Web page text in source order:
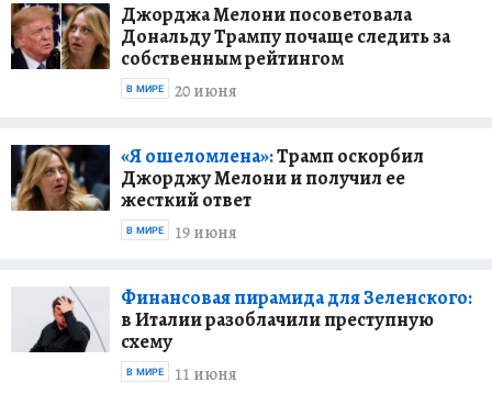
Джорджа Мелони посоветовала
Дональду Трампу почаще следить за
собственным рейтингом
20 июня
В МИРЕ
«Я ошеломлена»:Трамп оскорбил
Джорджу Мелони и получил ее
жесткий ответ
19 июня
В МИРЕ
Финансовая пирамида для Зеленского:
в Италии разоблачили преступную
схему
11 июня
В МИРЕ